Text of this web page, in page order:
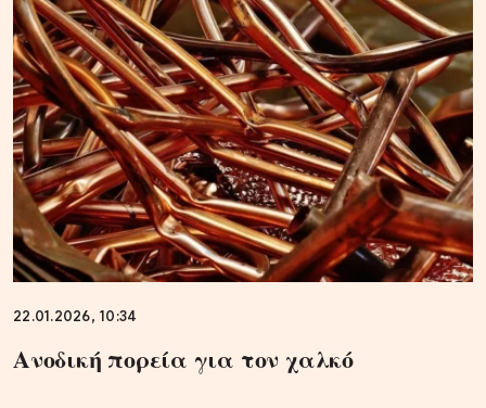
22.01.2026, 10:34
Ανοδική πορεία για τον χαλκό